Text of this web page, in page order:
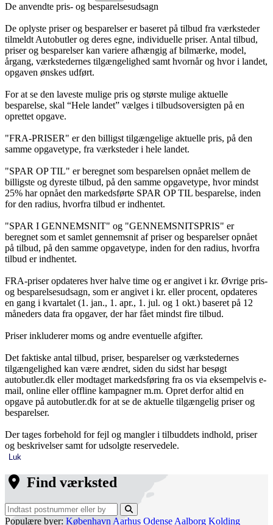
De anvendte pris- og besparelsesudsagn
De oplyste priser og besparelser er baseret på tilbud fra værksteder
tilmeldt Autobutler og deres egne, individuelle priser. Antal tilbud,
priser og besparelser kan variere afhængig af bilmærke, model,
årgang, værkstedernes tilgængelighed samt hvornår og hvor i landet,
opgaven ønskes udført.
For at se den laveste mulige pris og største mulige aktuelle
besparelse, skal “Hele landet” vælges i tilbudsoversigten på en
oprettet opgave.
"FRA-PRISER" er den billigst tilgængelige aktuelle pris, på den
samme opgavetype, fra værksteder i hele landet.
"SPAR OP TIL" er beregnet som besparelsen opnået mellem de
billigste og dyreste tilbud, på den samme opgavetype, hvor mindst
25% har opnået den markedsførte SPAR OP TIL besparelse, inden
for den radius, hvorfra tilbud er indhentet.
"SPAR I GENNEMSNIT" og "GENNEMSNITSPRIS" er
beregnet som et samlet gennemsnit af priser og besparelser opnået
på tilbud, på den samme opgavetype, inden for den radius, hvorfra
tilbud er indhentet.
FRA-priser opdateres hver halve time og er angivet i kr. Øvrige pris-
og besparelsesudsagn, som er angivet i kr. eller procent, opdateres
en gang i kvartalet (1. jan., 1. apr., 1. jul. og 1 okt.) baseret på 12
måneders data fra opgaver, der har fået mindst fire tilbud.
Priser inkluderer moms og andre eventuelle afgifter.
Det faktiske antal tilbud, priser, besparelser og værkstedernes
tilgængelighed kan være ændret, siden du sidst har besøgt
autobutler.dk eller modtaget markedsføring fra os via eksempelvis e-
mail, online eller offline kampagner m.m. Opret derfor altid en
opgave på autobutler.dk for at se de aktuelle tilgængelig priser og
besparelser.
Der tages forbehold for fejl og mangler i tilbuddets indhold, priser
og beskrivelser samt for udsolgte reservedele.
Luk
Find værksted
Populære byer: København Aarhus Odense Aalborg Kolding